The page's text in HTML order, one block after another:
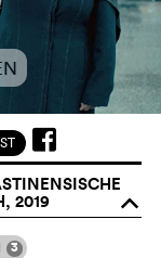
2019 o
3